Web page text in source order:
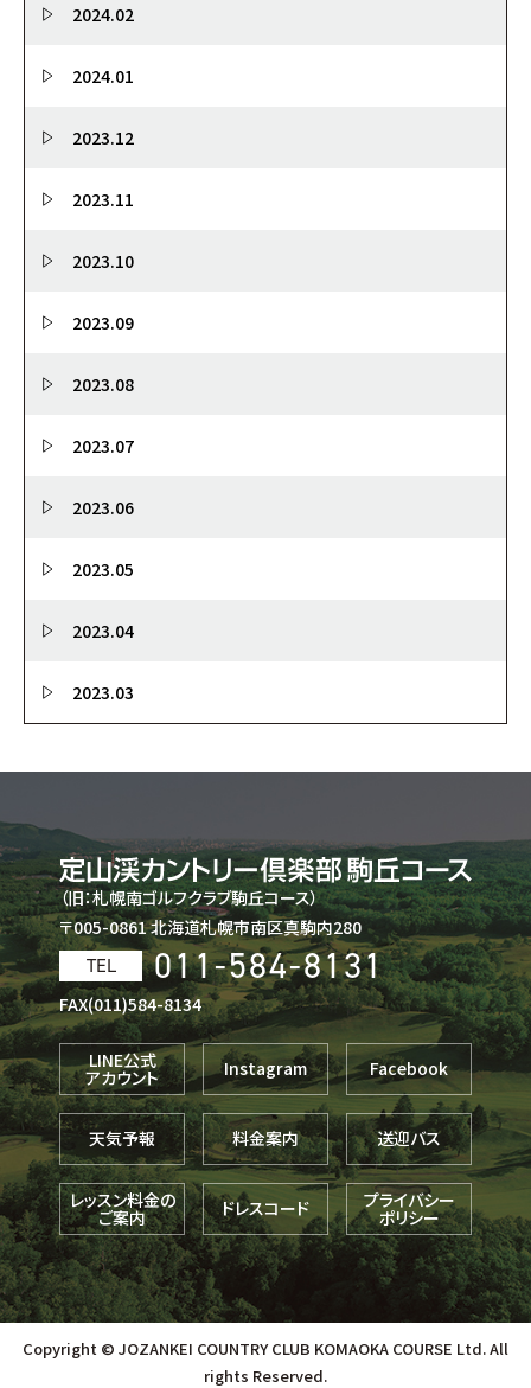
2024.02
2024.01
2023.12
2023.11
2023.10
2023.09
2023.08
2023.07
2023.06
2023.05
2023.04
2023.03
（旧：札幌南ゴルフクラブ駒丘コース）
〒005-0861 北海道札幌市南区真駒内280
TEL 011-584-8131
FAX(011)584-8134
LINE公式
アカウント Instagram Facebook
天気予報 料金案内 送迎バス
レッスン料金の
ご案内 ドレスコード プライバシー
ポリシー
Copyright © JOZANKEI COUNTRY CLUB KOMAOKA COURSE Ltd. All
rights Reserved.